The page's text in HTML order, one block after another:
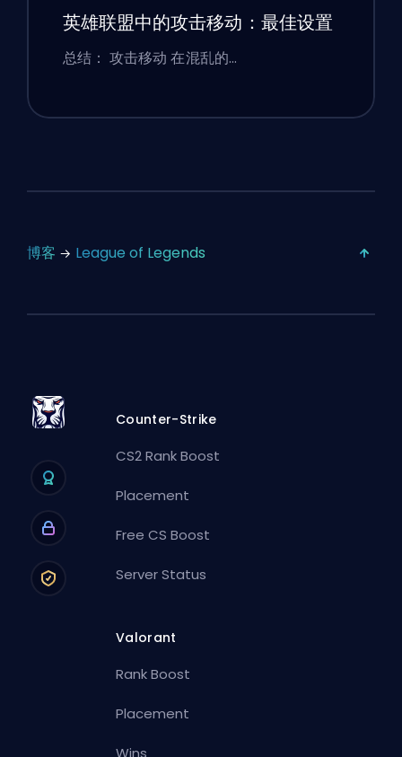
英雄联盟中的攻击移动：最佳设置
总结： 攻击移动 在混乱的…
博客 League of Legends
Counter-Strike
CS2 Rank Boost
Placement
Free CS Boost
Server Status
Valorant
Rank Boost
Placement